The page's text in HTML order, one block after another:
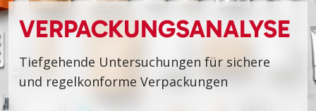
VERPACKUNGSANALYSE
Tiefgehende Untersuchungen für sichere
und regelkonforme Verpackungen